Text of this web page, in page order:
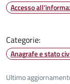
Accesso
Categorie:
Anagrafe e stato
Ultimo